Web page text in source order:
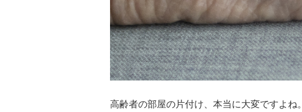
高齢者の部屋の片付け、本当に大変ですよね。